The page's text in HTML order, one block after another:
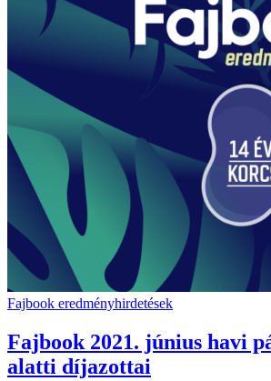
Fajbook eredményhirdetések
Fajbook 2021. június havi
alatti díjazottai